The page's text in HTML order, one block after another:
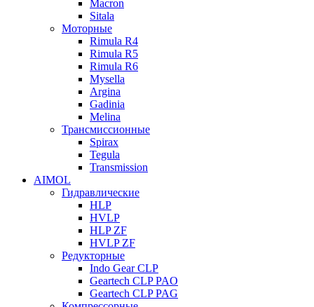
Macron
Sitala
Моторные
Rimula R4
Rimula R5
Rimula R6
Mysella
Argina
Gadinia
Melina
Трансмиссионные
Spirax
Tegula
Transmission
AIMOL
Гидравлические
HLP
HVLP
HLP ZF
HVLP ZF
Редукторные
Indo Gear CLP
Geartech CLP PAO
Geartech CLP PAG